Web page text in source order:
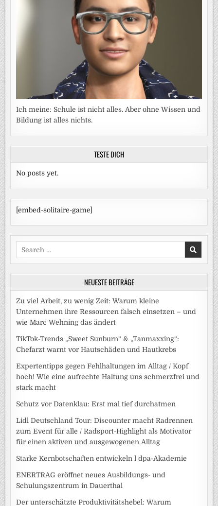
Ich meine: Schule ist nicht alles. Aber ohne Wissen und
Bildung ist alles nichts.
TESTE DICH
No posts yet.
[embed-solitaire-game]
Search
for:
NEUESTE BEITRÄGE
Zu viel Arbeit, zu wenig Zeit: Warum kleine
Unternehmen ihre Ressourcen falsch einsetzen – und
wie Marc Wehning das ändert
TikTok-Trends „Sweet Sunburn“ & „Tanmaxxing“:
Chefarzt warnt vor Hautschäden und Hautkrebs
Expertentipps gegen Fehlhaltungen im Alltag / Kopf
hoch! Wie eine aufrechte Haltung uns schmerzfrei und
stark macht
Schutz vor Datenklau: Erst mal tief durchatmen
Lidl Deutschland Tour: Discounter macht Radrennen
zum Event für alle / Radsport-Highlight als Motivator
für einen aktiven und ausgewogenen Alltag
Starke Kernbotschaften entwickeln l dpa-Akademie
ENERTRAG eröffnet neues Ausbildungs- und
Schulungszentrum in Dauerthal
Der unterschätzte Produktivitätshebel: Warum